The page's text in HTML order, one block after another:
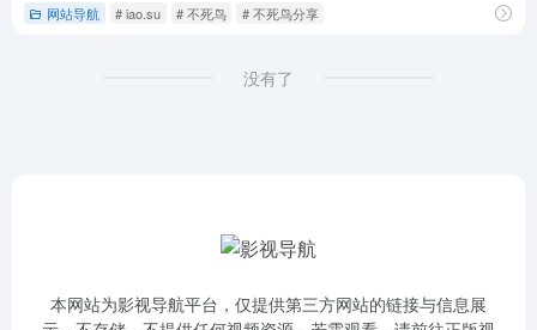
网站导航 # iao.su # 不死鸟 # 不死鸟分享
没有了
本网站为影视导航平台，仅提供第三方网站的链接与信息展